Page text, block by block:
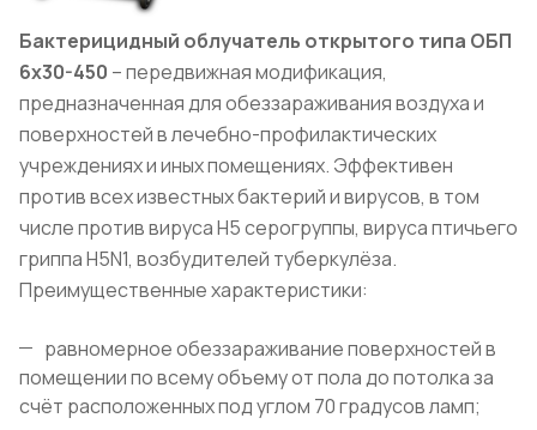
Бактерицидный облучатель открытого типа ОБП
6х30-450 – передвижная модификация,
предназначенная для обеззараживания воздуха и
поверхностей в лечебно-профилактических
учреждениях и иных помещениях. Эффективен
против всех известных бактерий и вирусов, в том
числе против вируса H5 серогруппы, вируса птичьего
гриппа H5N1, возбудителей туберкулёза.
Преимущественные характеристики:
равномерное обеззараживание поверхностей в
помещении по всему объему от пола до потолка за
счёт расположенных под углом 70 градусов ламп;